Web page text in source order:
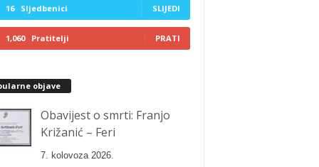
16 Sljedbenici SLIJEDI
1,060 Pratitelji PRATI
objave
Obavijest o smrti: Franjo
Križanić – Feri
7. kolovoza 2026.